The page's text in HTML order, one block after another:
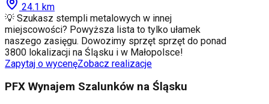
24.1 km
💡 Szukasz stempli metalowych w innej
miejscowości? Powyższa lista to tylko ułamek
naszego zasięgu. Dowozimy sprzęt sprzęt do ponad
3800 lokalizacji na Śląsku i w Małopolsce!
Zapytaj o wycenęZobacz realizacje
PFX Wynajem Szalunków na Śląsku